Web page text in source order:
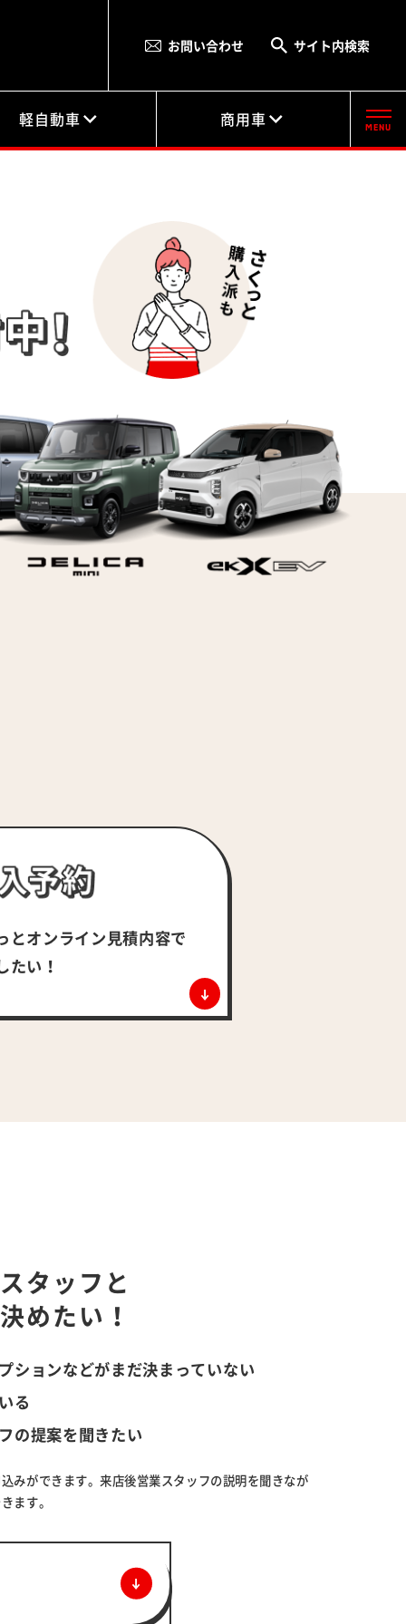
お問い合わせ サイト内検索
軽自動車 商用車
とオンライン 見積内容で
たい！
タッフと
めたい！
ションなどがまだ決まっていない
る
の提案を聞きたい
みができます。来店後営業スタッフの説明を聞きなが
ます。